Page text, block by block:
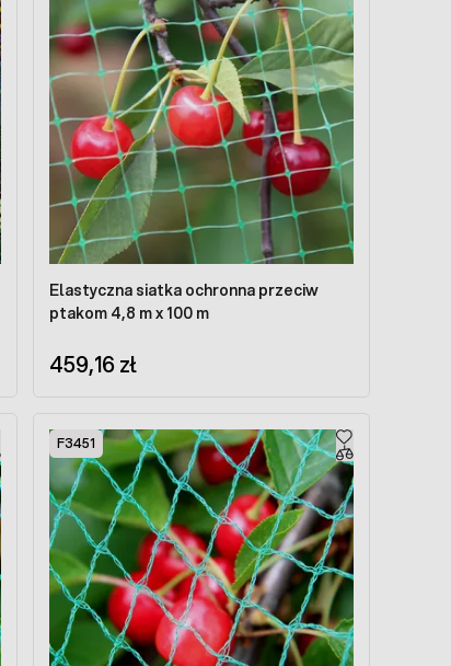
Elastyczna siatka ochronna przeciw
ptakom 4,8 m x 100 m
459,16 zł
F3451